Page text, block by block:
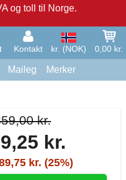
og toll til Norge.
Kontakt kr. (NOK) 0,00 kr.
Maileg Merker
kr.
kr.
kr. (25%)